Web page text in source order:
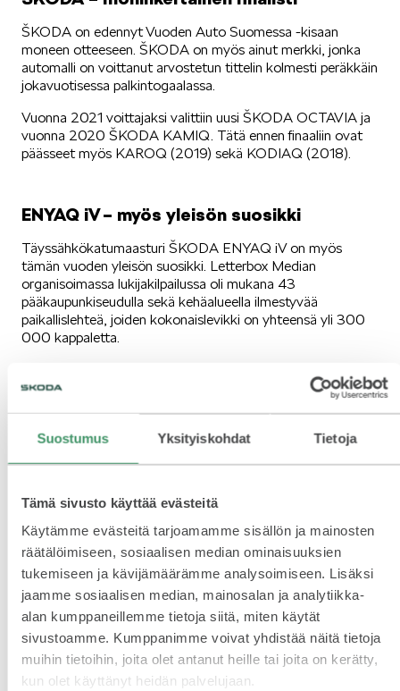
Suostumus Yksityiskohdat Tietoja
Tämä sivusto käyttää evästeitä
Käytämme evästeitä tarjoamamme sisällön ja mainosten
räätälöimiseen, sosiaalisen median ominaisuuksien
tukemiseen ja kävijämäärämme analysoimiseen. Lisäksi
jaamme sosiaalisen median, mainosalan ja analytiikka-
alan kumppaneillemme tietoja siitä, miten käytät
sivustoamme. Kumppanimme voivat yhdistää näitä tietoja
muihin tietoihin, joita olet antanut heille tai joita on kerätty,
kun olet käyttänyt heidän palvelujaan.
RALLI
Mallit
FABIA
OCTAVIA
ŠKODA on edennyt Vuoden Auto Suomessa -kisaan
moneen otteeseen. ŠKODA on myös ainut merkki, jonka
automalli on voittanut arvostetun tittelin kolmesti peräkkäin
jokavuotisessa palkintogaalassa.
Vuonna 2021 voittajaksi valittiin uusi ŠKODA OCTAVIA ja
vuonna 2020 ŠKODA KAMIQ. Tätä ennen finaaliin ovat
päässeet myös KAROQ (2019) sekä KODIAQ (2018).
ENYAQ iV – myös yleisön suosikki
Täyssähkökatumaasturi ŠKODA ENYAQ iV on myös
tämän vuoden yleisön suosikki. Letterbox Median
organisoimassa lukijakilpailussa oli mukana 43
pääkaupunkiseudulla sekä kehäalueella ilmestyvää
paikallislehteä, joiden kokonaislevikki on yhteensä yli 300
000 kappaletta.
ŠKODA ENYAQ iV saavutti arvostetun Vuoden Auto